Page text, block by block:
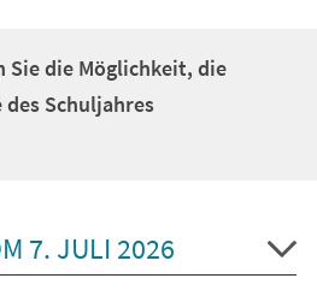
Sie die Möglichkeit, die
Schuljahres
7. JULI 2026